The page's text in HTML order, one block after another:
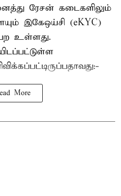
ரேசன் கடைகளிலும்
இகேஒய்சி (eKYC)
உள்ளது.
More